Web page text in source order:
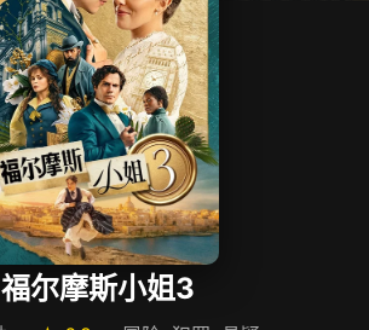
福尔摩斯小姐3